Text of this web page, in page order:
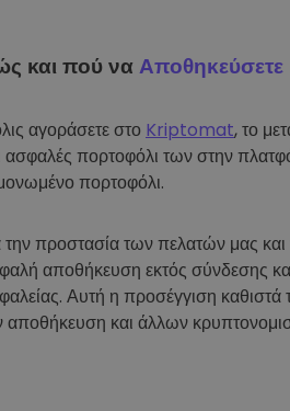
και πού ναΑποθηκεύσετε
αγοράσετε στο Kriptomat, το
ασφαλές πορτοφόλι των στην
πορτοφόλι.
την προστασία των πελατών μας
αποθήκευση εκτός σύνδεσης
Αυτή η προσέγγιση
αποθήκευση και άλλων